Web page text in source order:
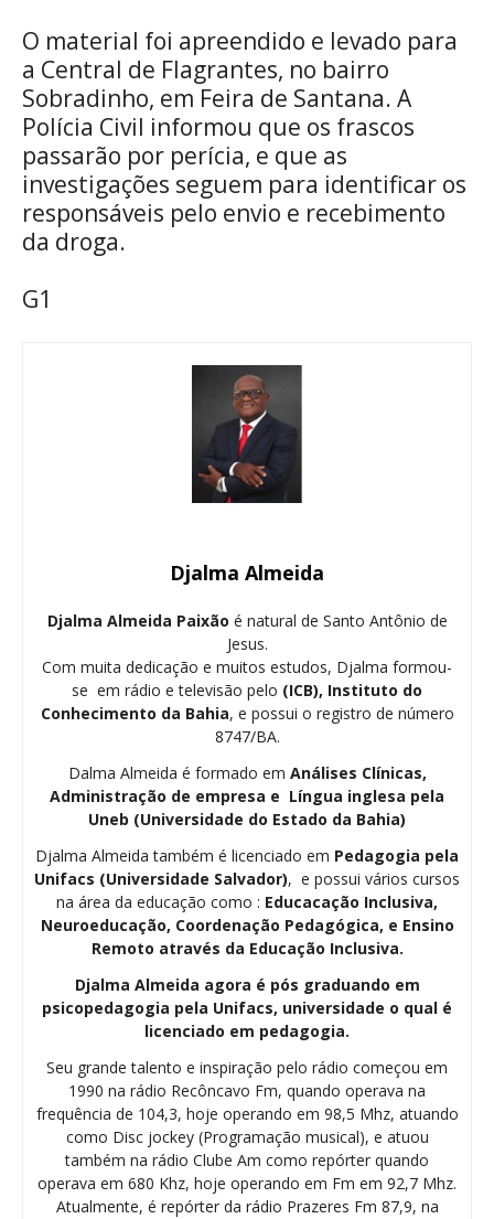
O material foi apreendido e levado para
a Central de Flagrantes, no bairro
Sobradinho, em Feira de Santana. A
Polícia Civil informou que os frascos
passarão por perícia, e que as
investigações seguem para identificar os
responsáveis pelo envio e recebimento
da droga.
G1
Djalma Almeida
Djalma Almeida Paixão é natural de Santo Antônio de
Jesus.
Com muita dedicação e muitos estudos, Djalma formou-
se em rádio e televisão pelo (ICB), Instituto do
Conhecimento da Bahia, e possui o registro de número
8747/BA.
Dalma Almeida é formado em Análises Clínicas,
Administração de empresa e Língua inglesa pela
Uneb (Universidade do Estado da Bahia)
Djalma Almeida também é licenciado em Pedagogia pela
Unifacs (Universidade Salvador), e possui vários cursos
na área da educação como : Educacação Inclusiva,
Neuroeducação, Coordenação Pedagógica, e Ensino
Remoto através da Educação Inclusiva.
Djalma Almeida agora é pós graduando em
psicopedagogia pela Unifacs, universidade o qual é
licenciado em pedagogia.
Seu grande talento e inspiração pelo rádio começou em
1990 na rádio Recôncavo Fm, quando operava na
frequência de 104,3, hoje operando em 98,5 Mhz, atuando
como Disc jockey (Programação musical), e atuou
também na rádio Clube Am como repórter quando
operava em 680 Khz, hoje operando em Fm em 92,7 Mhz.
Atualmente, é repórter da rádio Prazeres Fm 87,9, na